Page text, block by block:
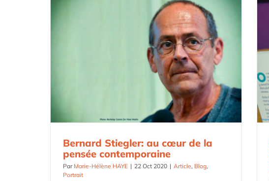
Bernard Stiegler: au cœur de la
pensée contemporaine
Par Marie-Hélène HAYE | 22 Oct 2020 | Article, Blog,
Portrait